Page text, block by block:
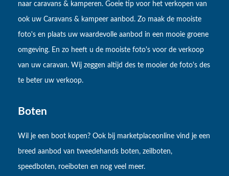
naar caravans & kamperen. Goeie tip voor het verkopen van
ook uw Caravans & kampeer aanbod. Zo maak de mooiste
foto's en plaats uw waardevolle aanbod in een mooie groene
omgeving. En zo heeft u de mooiste foto's voor de verkoop
van uw caravan. Wij zeggen altijd des te mooier de foto's des
te beter uw verkoop.
Boten
Wil je een boot kopen? Ook bij marketplaceonline vind je een
breed aanbod van tweedehands boten, zeilboten,
speedboten, roeiboten en nog veel meer.